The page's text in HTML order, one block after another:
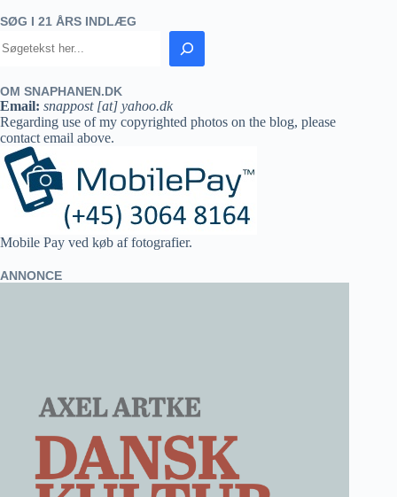
SØG I 21 ÅRS INDLÆG
OM SNAPHANEN.DK
Email: snappost [at] yahoo.dk
Regarding use of my copyrighted photos on the blog, please
contact email above.
Mobile Pay ved køb af fotografier.
ANNONCE